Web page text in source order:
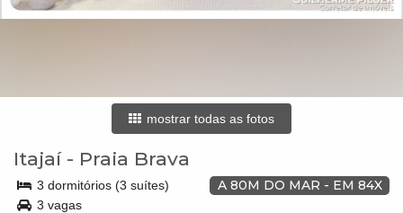
mostrar todas as fotos
Itajaí- Praia Brava
A 80M DO MAR - EM 84X
3 dormitórios (3 suítes)
3 vagas